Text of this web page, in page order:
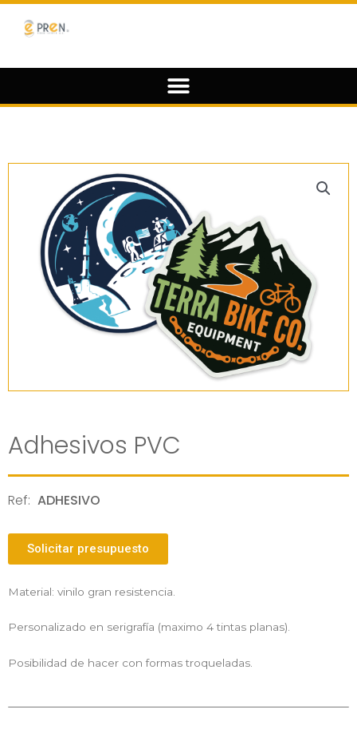
Adhesivos PVC
Ref: ADHESIVO
Solicitar presupuesto
Material: vinilo gran resistencia.
Personalizado en serigrafía (maximo 4 tintas planas).
Posibilidad de hacer con formas troqueladas.